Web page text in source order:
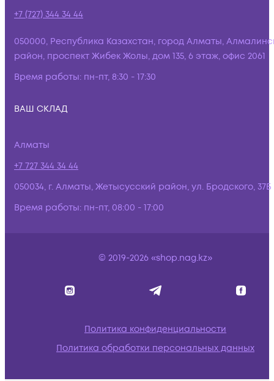
+7 (727) 344 34 44
050000, Республика Казахстан, город Алматы,
район, проспект Жибек Жолы, дом 135, 6 этаж, офис 2061
Время работы: пн-пт, 8:30 - 17:30
ВАШ СКЛАД
Алматы
+7 727 344 34 44
050034, г. Алматы, Жетысусский район, ул. Бродского, 37Б
Время работы: пн-пт, 08:00 - 17:00
© 2019-2026 «shop.nag.kz»
Политика конфиденциальности
Политика обработки персональных данных